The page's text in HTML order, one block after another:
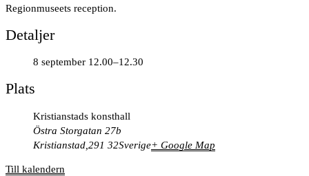
Regionmuseets reception.
Detaljer
8 september 12.00–12.30
Plats
Kristianstads konsthall
Östra Storgatan 27b
Kristianstad 291 32Sverige+ Google Map
Till kalendern